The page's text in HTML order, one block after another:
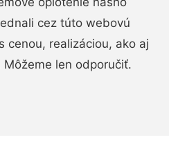
cez túto webovú
cenou, realizáciou, ako aj
len odporučiť.